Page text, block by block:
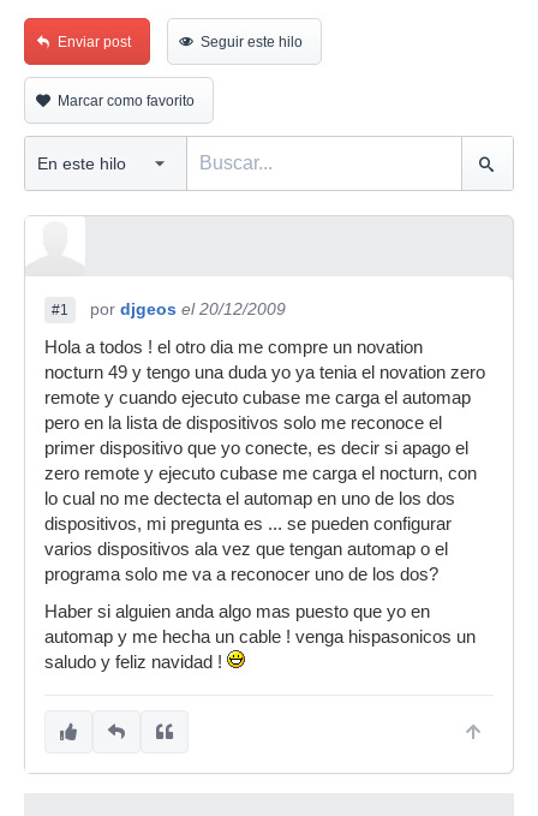
Enviar post Seguir este hilo
Marcar como favorito
#1 por djgeos el 20/12/2009
Hola a todos ! el otro dia me compre un novation
nocturn 49 y tengo una duda yo ya tenia el novation zero
remote y cuando ejecuto cubase me carga el automap
pero en la lista de dispositivos solo me reconoce el
primer dispositivo que yo conecte, es decir si apago el
zero remote y ejecuto cubase me carga el nocturn, con
lo cual no me dectecta el automap en uno de los dos
dispositivos, mi pregunta es ... se pueden configurar
varios dispositivos ala vez que tengan automap o el
programa solo me va a reconocer uno de los dos?
Haber si alguien anda algo mas puesto que yo en
automap y me hecha un cable ! venga hispasonicos un
saludo y feliz navidad !